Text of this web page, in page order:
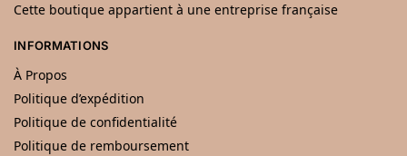
Cette boutique appartient à une entreprise française
INFORMATIONS
À Propos
Politique d’expédition
Politique de confidentialité
Politique de remboursement